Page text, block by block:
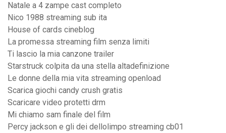
Natale a 4 zampe cast completo
Nico 1988 streaming sub ita
House of cards cineblog
La promessa streaming film senza limiti
Ti lascio la mia canzone trailer
Starstruck colpita da una stella altadefinizione
Le donne della mia vita streaming openload
Scarica giochi candy crush gratis
Scaricare video protetti drm
Mi chiamo sam finale del film
Percy jackson e gli dei dellolimpo streaming cb01